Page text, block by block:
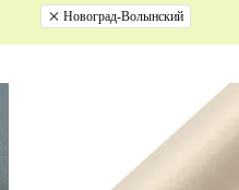
Новоград-Волынский